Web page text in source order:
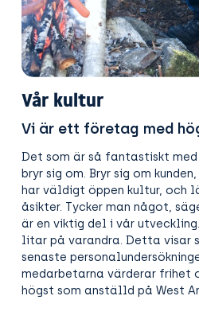
Vår kultur
Vi är ett företag med
Det som är så fantastiskt
bryr sig om. Bryr sig om
har väldigt öppen kultur, och
åsikter. Tycker man något,
är en viktig del i vår
litar på varandra. Detta visar
senaste
medarbetarna värderar
högst som anställd på West